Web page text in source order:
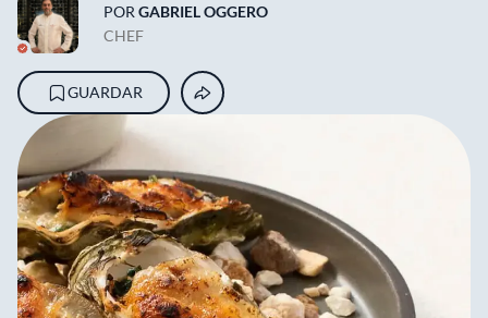
POR GABRIEL OGGERO
CHEF
GUARDAR